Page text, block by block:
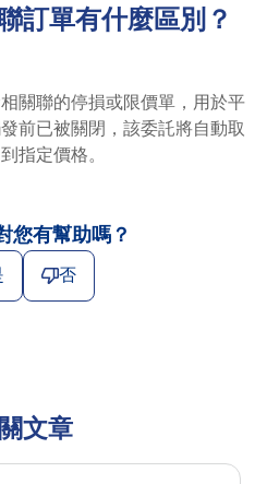
訂單有什麼區別？
關聯的停損或限價單，用於平
前已被關閉，該委託將自動取
指定價格。
您有幫助嗎？
否
文章